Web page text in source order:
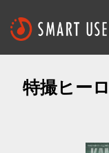
特撮ヒー